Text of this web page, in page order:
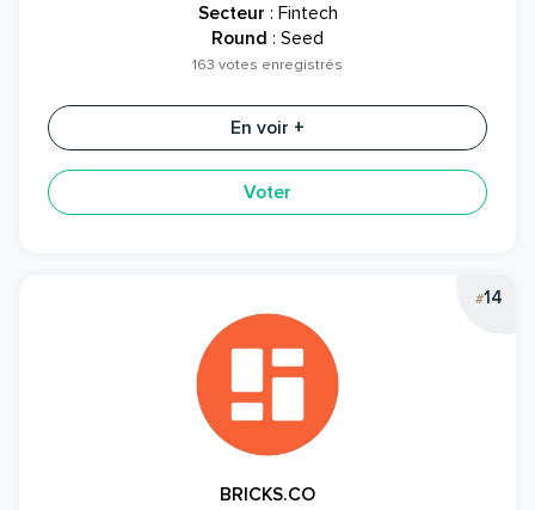
Secteur : Fintech
Round : Seed
163 votes enregistrés
En voir +
Voter
#14
BRICKS.CO